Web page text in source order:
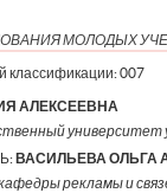
МОЛОДЫХ
классификации:007
АЛЕКСЕЕВНА
университет
ВАСИЛЬЕВА ОЛЬГА
рекламы и